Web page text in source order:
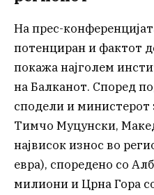
На прес-
потенциран и фактот
покажа најголем
на Балканот. Според
сподели и
Тимчо Муцунски,
највисок износ во
евра), споредено со
милиони и Црна Гора